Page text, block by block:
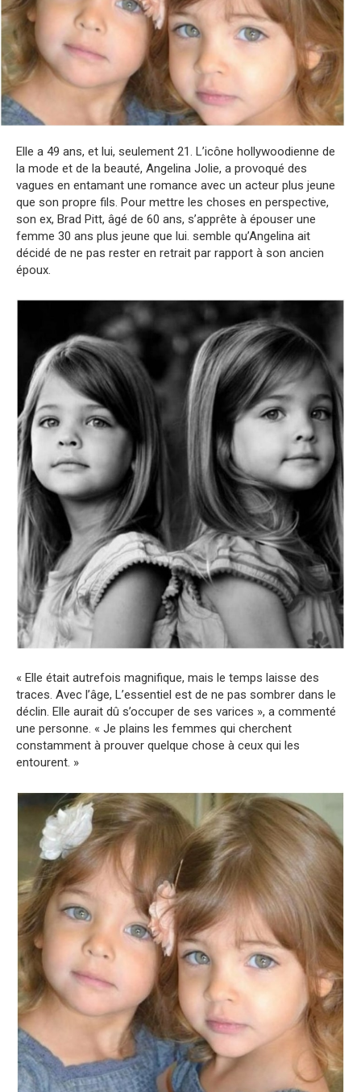
Elle a 49 ans, et lui, seulement 21. L’icône hollywoodienne de
la mode et de la beauté, Angelina Jolie, a provoqué des
vagues en entamant une romance avec un acteur plus jeune
que son propre fils. Pour mettre les choses en perspective,
son ex, Brad Pitt, âgé de 60 ans, s’apprête à épouser une
femme 30 ans plus jeune que lui. semble qu’Angelina ait
décidé de ne pas rester en retrait par rapport à son ancien
époux.
« Elle était autrefois magnifique, mais le temps laisse des
traces. Avec l’âge, L’essentiel est de ne pas sombrer dans le
déclin. Elle aurait dû s’occuper de ses varices », a commenté
une personne. « Je plains les femmes qui cherchent
constamment à prouver quelque chose à ceux qui les
entourent. »